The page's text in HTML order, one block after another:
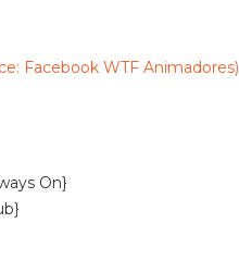
Facebook WTF Animadores)
On}